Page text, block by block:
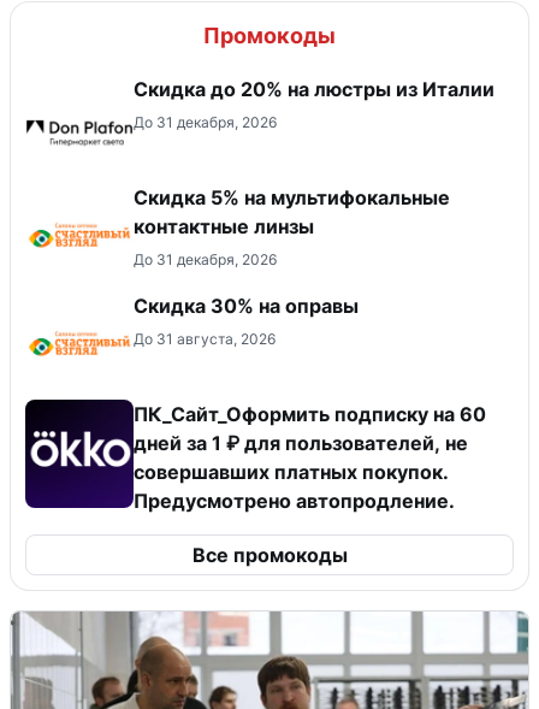
Промокоды
Скидка до 20% на люстры из Италии
До 31 декабря, 2026
Скидка 5% на мультифокальные
контактные линзы
До 31 декабря, 2026
Скидка 30% на оправы
До 31 августа, 2026
ПК_Сайт_Оформить подписку на 60
дней за 1 ₽ для пользователей, не
совершавших платных покупок.
Предусмотрено автопродление.
Все промокоды